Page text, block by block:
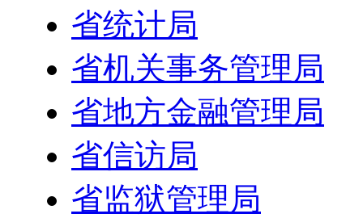
省统计局
省机关事务管理局
省地方金融管理局
省信访局
省监狱管理局